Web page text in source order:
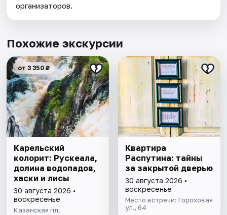
организаторов.
Похожие экскурсии
от 3 350 ₽
Карельский
колорит: Рускеала,
долина водопадов,
хаски и лисы
30 августа 2026 •
воскресенье
Казанская пл.
Квартира
Распутина: тайны
за закрытой дверью
30 августа 2026 •
воскресенье
Место встречи: Гороховая
ул., 64